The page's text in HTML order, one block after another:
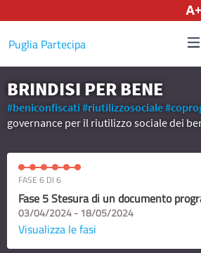
Puglia Partecipa
BRINDISI PER BENE
#beniconfiscati #riutilizzosociale
governance per il riutilizzo sociale dei
FASE 6 DI 6
Fase 5 Stesura di un documento
03/04/2024 - 18/05/2024
Visualizza le fasi